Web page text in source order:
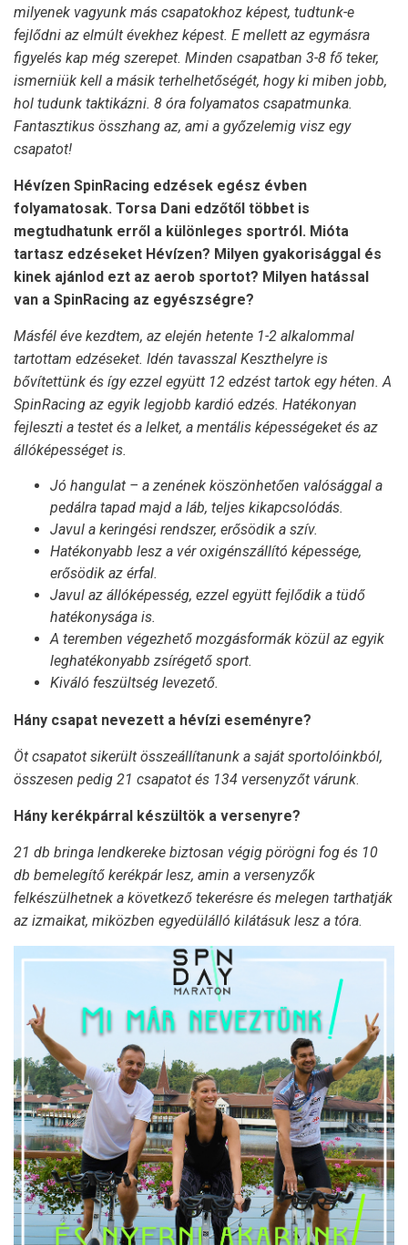
milyenek vagyunk más csapatokhoz képest, tudtunk-e
fejlődni az elmúlt évekhez képest. E mellett az egymásra
figyelés kap még szerepet. Minden csapatban 3-8 fő teker,
ismerniük kell a másik terhelhetőségét, hogy ki miben jobb,
hol tudunk taktikázni. 8 óra folyamatos csapatmunka.
Fantasztikus összhang az, ami a győzelemig visz egy
csapatot!
Hévízen SpinRacing edzések egész évben
folyamatosak. Torsa Dani edzőtől többet is
megtudhatunk erről a különleges sportról. Mióta
tartasz edzéseket Hévízen? Milyen gyakorisággal és
kinek ajánlod ezt az aerob sportot? Milyen hatással
van a SpinRacing az egyészségre?
Másfél éve kezdtem, az elején hetente 1-2 alkalommal
tartottam edzéseket. Idén tavasszal Keszthelyre is
bővítettünk és így ezzel együtt 12 edzést tartok egy héten. A
SpinRacing az egyik legjobb kardió edzés. Hatékonyan
fejleszti a testet és a lelket, a mentális képességeket és az
állóképességet is.
Jó hangulat – a zenének köszönhetően valósággal a
pedálra tapad majd a láb, teljes kikapcsolódás.
Javul a keringési rendszer, erősödik a szív.
Hatékonyabb lesz a vér oxigénszállító képessége,
erősödik az érfal.
Javul az állóképesség, ezzel együtt fejlődik a tüdő
hatékonysága is.
A teremben végezhető mozgásformák közül az egyik
leghatékonyabb zsírégető sport.
Kiváló feszültség levezető.
Hány csapat nevezett a hévízi eseményre?
Öt csapatot sikerült összeállítanunk a saját sportolóinkból,
összesen pedig 21 csapatot és 134 versenyzőt várunk.
Hány kerékpárral készültök a versenyre?
21 db bringa lendkereke biztosan végig pörögni fog és 10
db bemelegítő kerékpár lesz, amin a versenyzők
felkészülhetnek a következő tekerésre és melegen tarthatják
az izmaikat, miközben egyedülálló kilátásuk lesz a tóra.